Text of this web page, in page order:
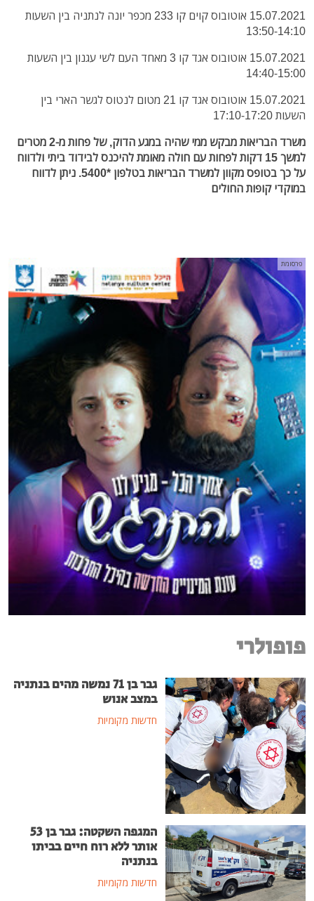
15.07.2021 אוטובוס קוים קו 233 מכפר יונה לנתניה בין השעות
13:50-14:10
15.07.2021 אוטובוס אגד קו 3 מאחד העם לשי עגנון בין השעות
14:40-15:00
15.07.2021 אוטובוס אגד קו 21 מטום לנטוס לגשר הארי בין
השעות 17:10-17:20
משרד הבריאות מבקש ממי שהיה במגע הדוק, של פחות מ-2 מטרים
למשך 15 דקות לפחות עם חולה מאומת להיכנס לבידוד ביתי ולדווח
על כך בטופס מקוון למשרד הבריאות בטלפון *5400. ניתן לדווח
במוקדי קופות החולים
פרסומת
פופולרי
גבר בן 71 נמשה מהים בנתניה
במצב אנוש
חדשות מקומיות
המגפה השקטה: גבר בן 53
אותר ללא רוח חיים בביתו
בנתניה
חדשות מקומיות